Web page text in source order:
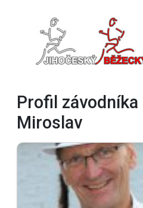
Profil závodníka
Miroslav